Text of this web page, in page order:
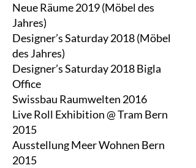
Neue Räume 2019 (Möbel des
Jahres)
Designer’s Saturday 2018 (Möbel
des Jahres)
Designer’s Saturday 2018 Bigla
Office
Swissbau Raumwelten 2016
Live Roll Exhibition @ Tram Bern
2015
Ausstellung Meer Wohnen Bern
2015